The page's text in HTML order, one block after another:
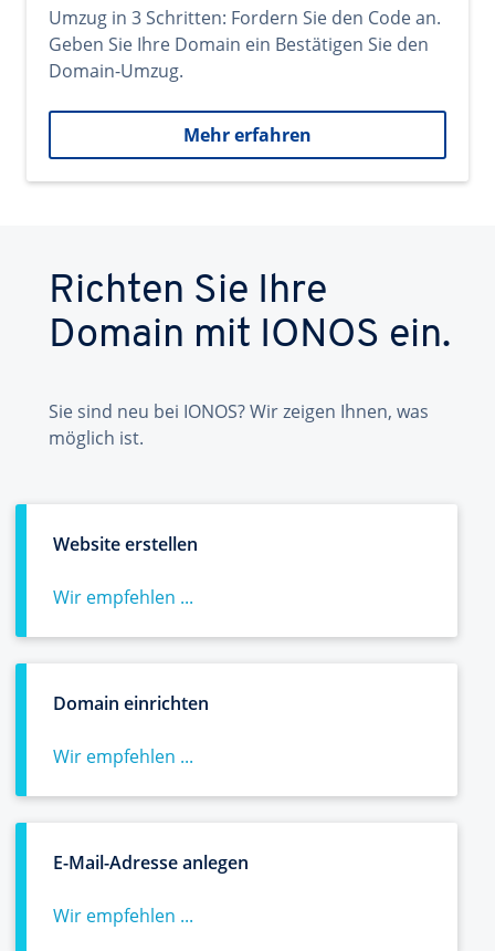
Umzug in 3 Schritten: Fordern Sie den Code an.
Geben Sie Ihre Domain ein Bestätigen Sie den
Domain-Umzug.
Mehr erfahren
Richten Sie Ihre
Domain mit IONOS ein.
Sie sind neu bei IONOS? Wir zeigen Ihnen, was
möglich ist.
Website erstellen
Wir empfehlen ...
Domain einrichten
Wir empfehlen ...
E-Mail-Adresse anlegen
Wir empfehlen ...